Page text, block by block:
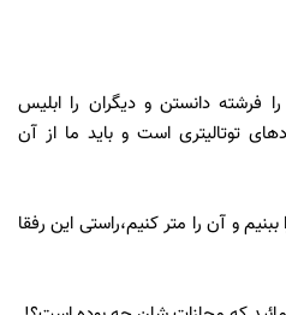
فرشته دانستن و دیگران را ابلیس
توتالیتری است و باید ما از آن
و آن را متر کنیم،راستی این رفقا